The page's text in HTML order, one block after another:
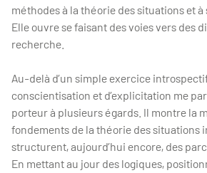
méthodes à la théorie des situations et à
Elle ouvre se faisant des voies vers des
recherche.
Au-delà d’un simple exercice
conscientisation et d’explicitation me
porteur à plusieurs égards. Il montre la
fondements de la théorie des situations
structurent, aujourd’hui encore, des
En mettant au jour des logiques,